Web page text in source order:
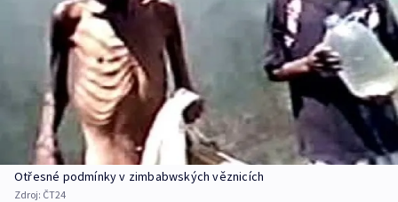
Otřesné podmínky v zimbabwských věznicích
Zdroj: ČT24